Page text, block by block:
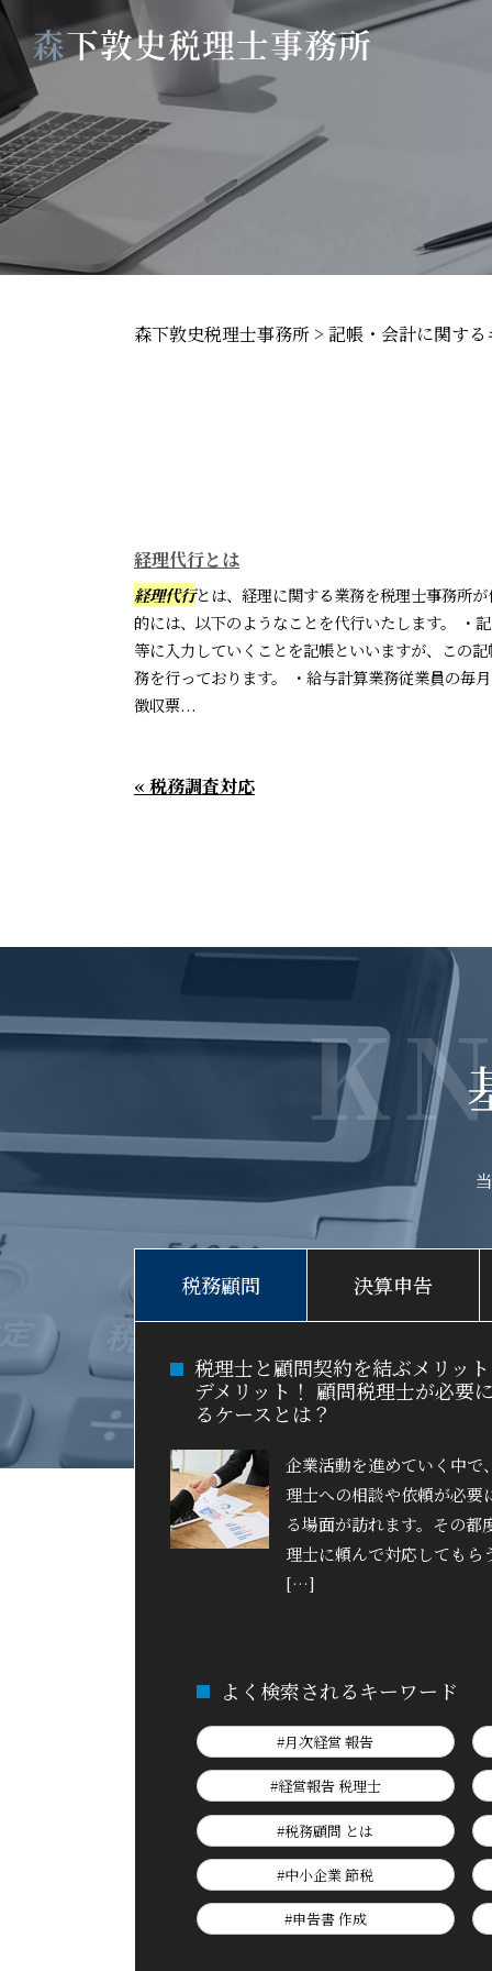
森下敦史税理士事務所 > 記帳・会計に関す
経理代行とは
経理代行とは、経理に関する業務を税理士事務所
的には、以下のようなことを代行いたします。 ・
等に入力していくことを記帳といいますが、この
務を行っております。 ・給与計算業務従業員の毎
徴収票...
« 税務調査対応
税務顧問 決算申告
税理士と顧問契約を結ぶメリッ
デメリット！ 顧問税理士が必要
るケースとは？
企業活動を進めていく中で
理士への相談や依頼が必要
る場面が訪れます。その都
理士に頼んで対応してもら
[…]
よく検索されるキーワード
#月次経営 報告
#経営報告 税理士
#税務顧問 とは
#中小企業 節税
#申告書 作成